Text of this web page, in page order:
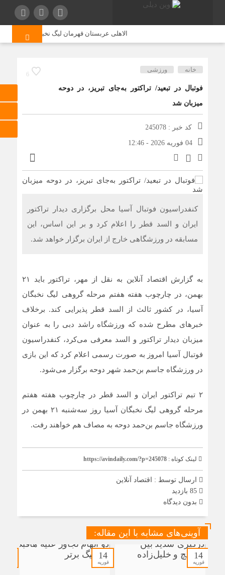
الاهلی عربستان قهرمان لیگ نخبگان آسیا شد
6
خانه ورزشی
فوتبال در تبعید/ تراکتور به‌جای تبریز، در دوحه
میزبان شد
کد خبر : 245078
04 فوریه 2026 - 12:46
کنفدراسیون فوتبال آسیا محل برگزاری دیدار تراکتور
ایران و السد قطر را اعلام کرد و بر این اساس، این
مسابقه در ورزشگاهی خارج از ایران برگزار خواهد شد.
به گزارش اقتصاد آنلاین به نقل از مهر، تراکتور باید ۲۱
بهمن، در چارچوب هفته هفتم مرحله گروهی لیگ نخبگان
آسیا، در کشور ثالث از السد قطر پذیرایی کند. برخلاف
خبر‌های مطرح شده که ورزشگاه راشد دبی را به عنوان
میزبان دیدار تراکتور و السد معرفی می‌کرد، کنفدراسیون
فوتبال آسیا امروز به صورت رسمی اعلام کرد که این بازی
در ورزشگاه جاسم بن‌حمد شهر دوحه برگزار می‌شود.
۲ تیم تراکتور ایران و السد قطر در چارچوب هفته هفتم
مرحله گروهی لیگ نخبگان آسیا روز سه‌شنبه ۲۱ بهمن در
ورزشگاه جاسم بن‌حمد دوحه به مصاف هم خواهند رفت.
لینک کوتاه : https://avindaily.com/?p=245078
ارسال توسط :
اقتصاد آنلاین
بدون دیدگاه
آوینی‌های مشابه با این مقاله:
14
فوریه
14
فوریه